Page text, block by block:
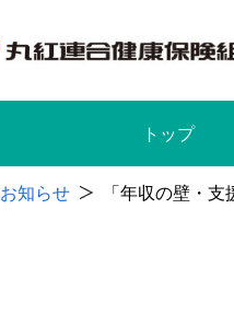
トップ
お知らせ 「年収の壁・